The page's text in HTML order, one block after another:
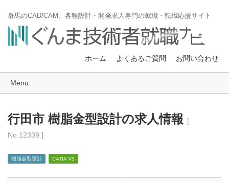
群馬のCAD/CAM、各種設計・開発求人専門の就職・転職応援サイト
ホーム よくあるご質問 お問い合わせ
Menu
行田市 樹脂金型設計の求人情報
[
No.12339 ]
樹脂金型設計 CATIA V5